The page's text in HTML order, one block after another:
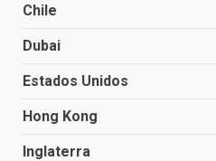
Chile
Dubai
Estados Unidos
Hong Kong
Inglaterra